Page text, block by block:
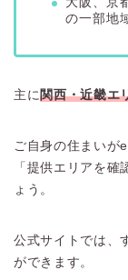
の一部地
主に関西・近畿エ
ご自身の住まいが
「提供エリアを
ょう。
公式サイトでは、
ができます。